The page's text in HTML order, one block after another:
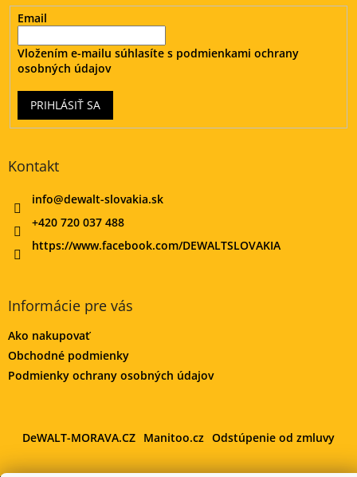
Email
Vložením e-mailu súhlasíte s podmienkami ochrany
osobných údajov
PRIHLÁSIŤ SA
Kontakt
info@dewalt-slovakia.sk
+420 720 037 488
https://www.facebook.com/DEWALTSLOVAKIA
Informácie pre vás
Ako nakupovať
Obchodné podmienky
Podmienky ochrany osobných údajov
DeWALT-MORAVA.CZ Manitoo.cz Odstúpenie od zmluvy